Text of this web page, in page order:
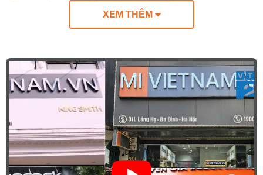
Công nghệ sạc không dây chuẩn Qi với công
suất Max 10W tương thích với các thiết bị điện
Pin Sạc Dự Phòng Không Dây 10.000 Mah Mi
Wireless Power Bank WPB15ZM
có khả năng
cảm biến ≤5mm giúp nhận diện thiết bị nhanh
chóng và có thể sạc qua ốp lưng tiện dụng.
XEM THÊM